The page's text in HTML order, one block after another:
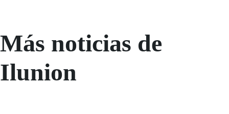
Más noticias de
Ilunion